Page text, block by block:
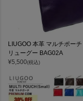
LIUGOO 本革 マルチポー
リューグー BAG02A
¥5,500(税込)